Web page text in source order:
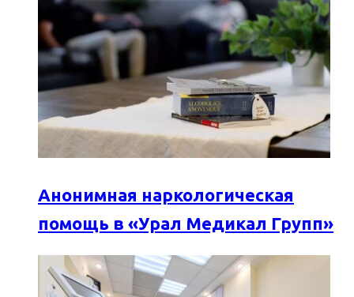
Анонимная наркологическая
помощь в «Урал Медикал Групп»